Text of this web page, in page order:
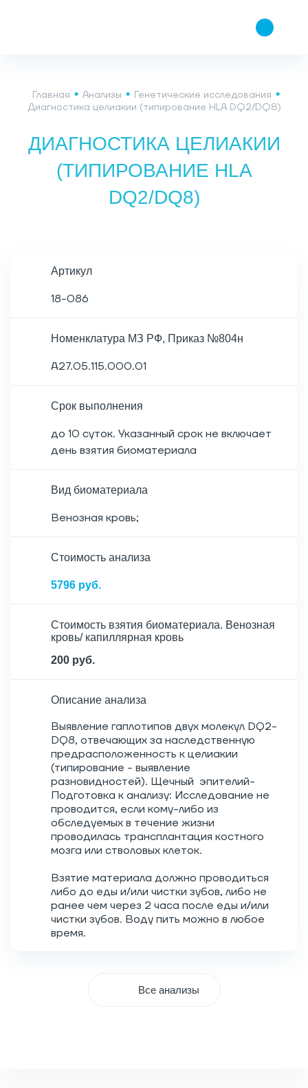
Главная Анализы
Генетические исследования
Диагностика целиакии (типирование HLA DQ2/DQ8)
ДИАГНОСТИКА ЦЕЛИАКИИ
(ТИПИРОВАНИЕ HLA
DQ2/DQ8)
Артикул
18-086
Номенклатура МЗ РФ, Приказ №804н
A27.05.115.000.01
Срок выполнения
до 10 суток. Указанный срок не включает
день взятия биоматериала
Вид биоматериала
Венозная кровь;
Cтоимость анализа
5796 руб.
Стоимость взятия биоматериала. Венозная
кровь/ капиллярная кровь
200 руб.
Описание анализа
Выявление гаплотипов двух молекул DQ2-
DQ8, отвечающих за наследственную
предрасположенность к целиакии
(типирование - выявление
разновидностей). Щечный эпителий-
Подготовка к анализу: Исследование не
проводится, если кому-либо из
обследуемых в течение жизни
проводилась трансплантация костного
мозга или стволовых клеток.
Взятие материала должно проводиться
либо до еды и/или чистки зубов, либо не
ранее чем через 2 часа после еды и/или
чистки зубов. Воду пить можно в любое
время.
Все анализы